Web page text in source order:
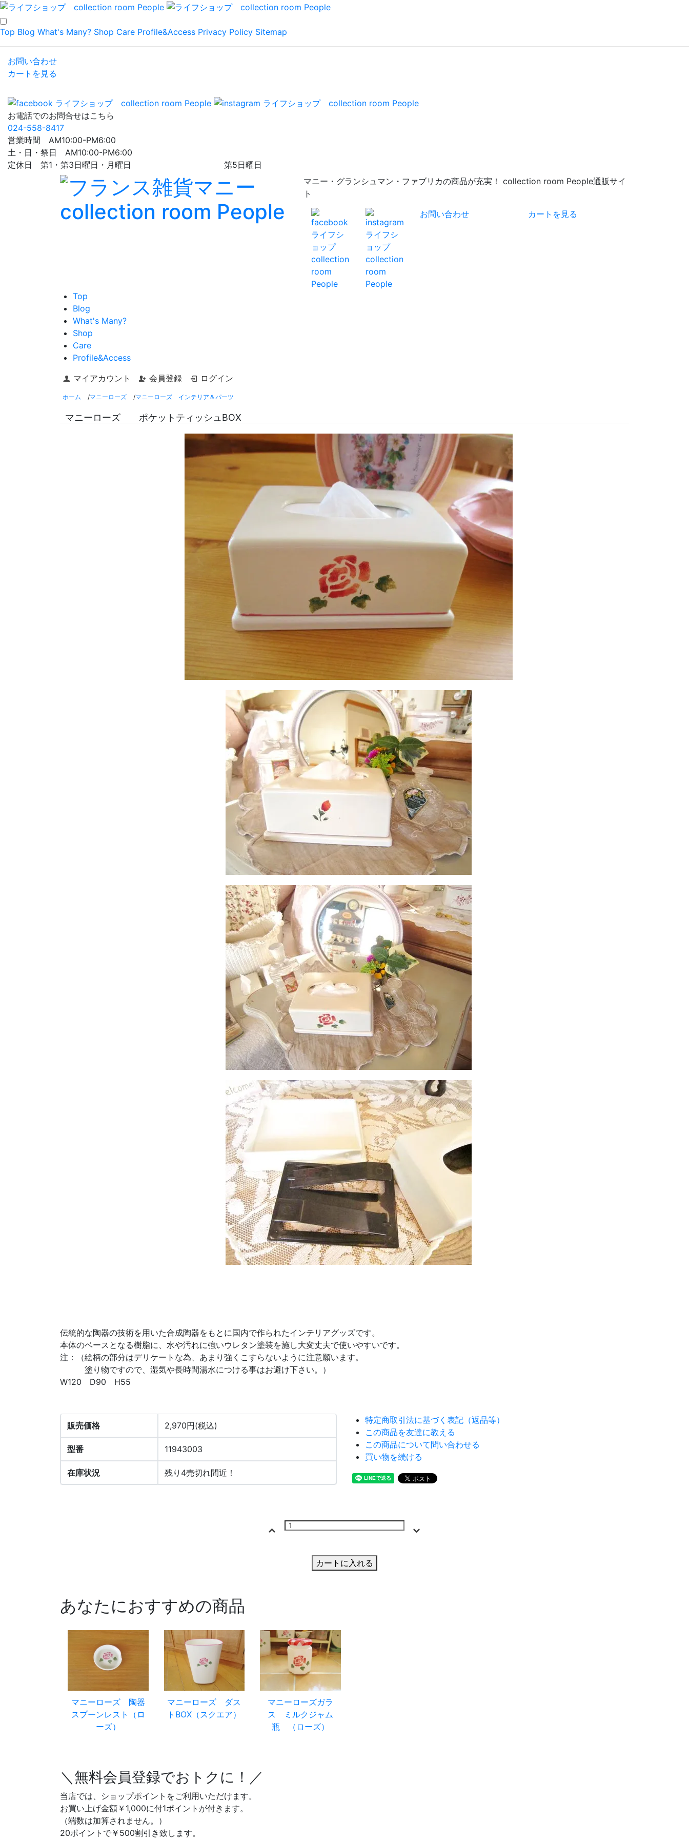
Top Blog What's Many? Shop Care Profile&Access Privacy Policy Sitemap
お問い合わせ
カートを見る
お電話でのお問合せはこちら
024-558-8417
営業時間 AM10:00-PM6:00
土・日・祭日 AM10:00-PM6:00
定休日 第1・第3日曜日・月曜日 第5日曜日
マニー・グランシュマン・ファブリカの商品が充実！ collection room People通販サイ
ト
お問い合わせ
カートを見る
Top
Blog
What's Many?
Shop
Care
Profile&Access
マイアカウント
会員登録 ログイン
ホーム /マニーローズ /マニーローズ インテリア＆パーツ
マニーローズ ポケットティッシュBOX
伝統的な陶器の技術を用いた合成陶器をもとに国内で作られたインテリアグッズです。
本体のベースとなる樹脂に、水や汚れに強いウレタン塗装を施し大変丈夫で使いやすいです。
注：（絵柄の部分はデリケートな為、あまり強くこすらないように注意願います。
塗り物ですので、湿気や長時間湯水につける事はお避け下さい。）
W120 D90 H55
販売価格 2,970円(税込)
型番 11943003
在庫状況 残り4売切れ間近！
特定商取引法に基づく表記（返品等）
この商品を友達に教える
この商品について問い合わせる
買い物を続ける
カートに入れる
あなたにおすすめの商品
マニーローズ 陶器
スプーンレスト（ロ
ーズ）
マニーローズ ダス
トBOX（スクエア）
マニーローズガラ
ス ミルクジャム
瓶 （ローズ）
＼無料会員登録でおトクに！／
当店では、ショップポイントをご利用いただけます。
お買い上げ金額￥1,000に付1ポイントが付きます。
（端数は加算されません。）
20ポイントで￥500割引き致します。